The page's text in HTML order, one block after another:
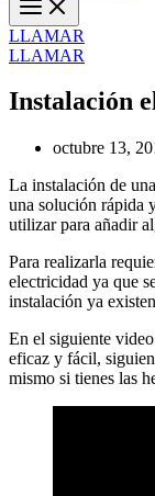
LLAMAR
LLAMAR
Instalación
octubre 13,
La instalación de una
una solución rápida
utilizar para añadir
Para realizarla
electricidad ya que
instalación ya
En el siguiente
eficaz y fácil,
mismo si tienes las